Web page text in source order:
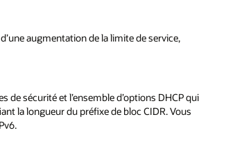
augmentation de la limite de service,
sécurité et l’ensemble d’options DHCP qui
la longueur du préfixe de bloc CIDR. Vous